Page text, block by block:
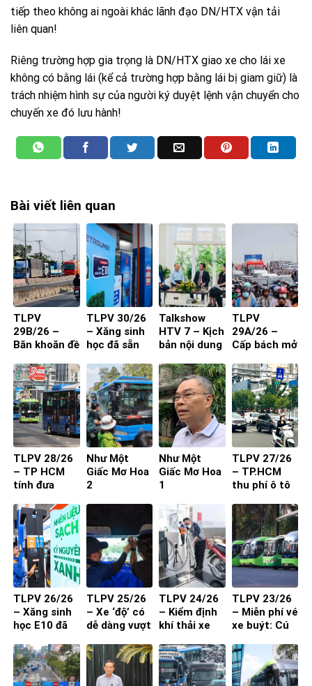
tiếp theo không ai ngoài khác lãnh đạo DN/HTX vận tải
liên quan!
Riêng trường hợp gia trọng là DN/HTX giao xe cho lái xe
không có bằng lái (kể cả trường hợp bằng lái bị giam giữ) là
trách nhiệm hình sự của người ký duyệt lệnh vận chuyển cho
chuyến xe đó lưu hành!
Bài viết liên quan
TLPV
29B/26 –
Băn khoăn đề
29 chỗ vào
nội đô
TP.HCM
TLPV 30/26
– Xăng sinh
học đã sẵn
Talkshow
HTV 7 – Kịch
bản nội dung
người
TLPV
29A/26 –
Cấp bách mở
TLPV 28/26
– TP HCM
tính đưa
vào đường
nhỏ, khu dân
cư
Như Một
Giấc Mơ Hoa
2
Như Một
Giấc Mơ Hoa
1
TLPV 27/26
– TP.HCM
thu phí ô tô
tâm: Làm
sao để người
dân đồng
thuận?
TLPV 26/26
– Xăng sinh
học E10 đã
TLPV 25/26
– Xe ‘độ’ có
dễ dàng vượt
kiểm?
TLPV 24/26
– Kiểm định
khí thải xe
2027 đạt
hiệu quả?
TLPV 23/26
– Miễn phí vé
xe buýt: Cú
kèm chất
lượng và
thuận tiện